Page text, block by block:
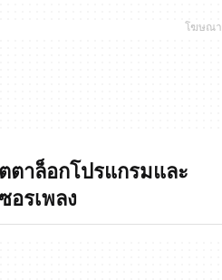
ตาล็อกโปรแกรมและ
อรเพลง